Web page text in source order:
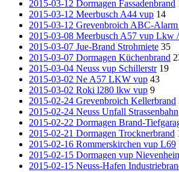
2015-03-12 Dormagen Fassadenbrand
2015-03-12 Meerbusch A44 vup 14
2015-03-12 Grevenbroich ABC-
2015-03-08 Meerbusch A57 vup Lkw
2015-03-07 Jue-Brand Strohmiete 35
2015-03-07 Dormagen Küchenbrand
2015-03-04 Neuss vup Schillerstr 19
2015-03-02 Ne A57 LKW vup 43
2015-03-02 Roki l280 lkw vup 9
2015-02-24 Grevenbroich Kellerbrand
2015-02-24 Neuss Unfall Strassenbahn
2015-02-22 Dormagen Brand-
2015-02-21 Dormagen Trocknerbrand
2015-02-16 Rommerskirchen vup L69
2015-02-15 Dormagen vup
2015-02-15 Neuss-Hafen